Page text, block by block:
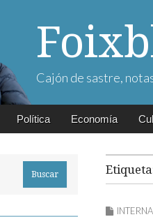
Cajón de sastre,
Política Economía